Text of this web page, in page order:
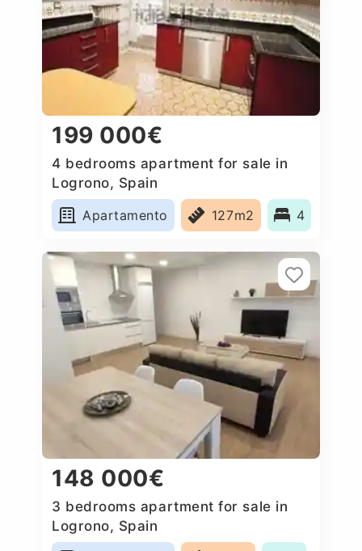
199 000€
4 bedrooms apartment for sale in
Logrono, Spain
Apartamento
127m2 4
148 000€
3 bedrooms apartment for sale in
Logrono, Spain